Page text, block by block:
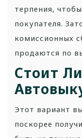
терпения,
покупателя.
комиссионных
продаются по
Стоит
Этот вариант
поскорее